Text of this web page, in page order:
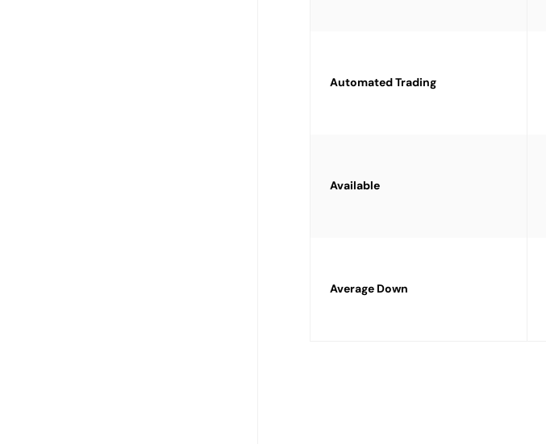
Automated Trading
Available
Average Down